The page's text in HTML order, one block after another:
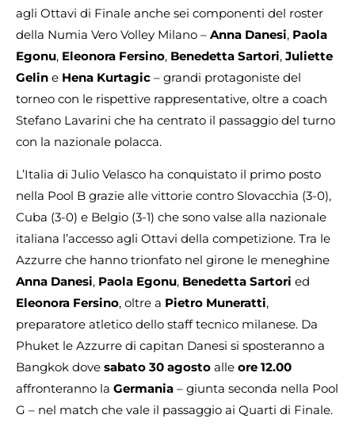
agli Ottavi di Finale anche sei componenti del roster
della Numia Vero Volley Milano – Anna Danesi, Paola
Egonu, Eleonora Fersino, Benedetta Sartori, Juliette
Gelin e Hena Kurtagic – grandi protagoniste del
torneo con le rispettive rappresentative, oltre a coach
Stefano Lavarini che ha centrato il passaggio del turno
con la nazionale polacca.
L’Italia di Julio Velasco ha conquistato il primo posto
nella Pool B grazie alle vittorie contro Slovacchia (3-0),
Cuba (3-0) e Belgio (3-1) che sono valse alla nazionale
italiana l’accesso agli Ottavi della competizione. Tra le
Azzurre che hanno trionfato nel girone le meneghine
Anna Danesi, Paola Egonu, Benedetta Sartori ed
Eleonora Fersino, oltre a Pietro Muneratti,
preparatore atletico dello staff tecnico milanese. Da
Phuket le Azzurre di capitan Danesi si sposteranno a
Bangkok dove sabato 30 agosto alle ore 12.00
affronteranno la Germania – giunta seconda nella Pool
G – nel match che vale il passaggio ai Quarti di Finale.